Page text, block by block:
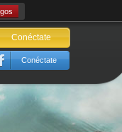
Conéctate
Conéctate